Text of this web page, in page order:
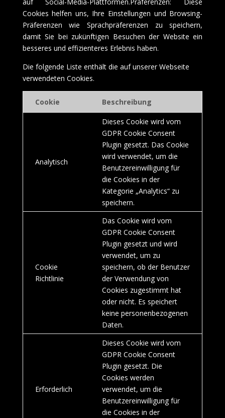
Cookies helfen uns, Ihre Einstellungen und Browsing-
Präferenzen wie Sprachpräferenzen zu speichern,
damit Sie bei zukünftigen Besuchen der Website ein
besseres und effizienteres Erlebnis haben.
Die folgende Liste enthält die auf unserer Webseite
verwendeten Cookies.
Cookie Beschreibung
Analytisch
Dieses Cookie wird vom
GDPR Cookie Consent
Plugin gesetzt. Das Cookie
wird verwendet, um die
Benutzereinwilligung für
die Cookies in der
Kategorie „Analytics“ zu
speichern.
Cookie
Richtlinie
Das Cookie wird vom
GDPR Cookie Consent
Plugin gesetzt und wird
verwendet, um zu
speichern, ob der Benutzer
der Verwendung von
Cookies zugestimmt hat
oder nicht. Es speichert
keine personenbezogenen
Daten.
Erforderlich
Dieses Cookie wird vom
GDPR Cookie Consent
Plugin gesetzt. Die
Cookies werden
verwendet, um die
Benutzereinwilligung für
die Cookies in der